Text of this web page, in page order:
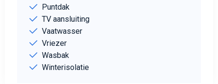
Puntdak
TV aansluiting
Vaatwasser
Vriezer
Wasbak
Winterisolatie